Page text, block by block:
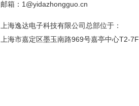
邮箱：1@yidazhongguo.cn
上海逸达电子科技有限公司总部位于：
上海市嘉定区墨玉南路969号嘉亭中心T2-7F